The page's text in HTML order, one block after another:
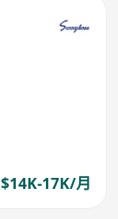
$14K-17K/月